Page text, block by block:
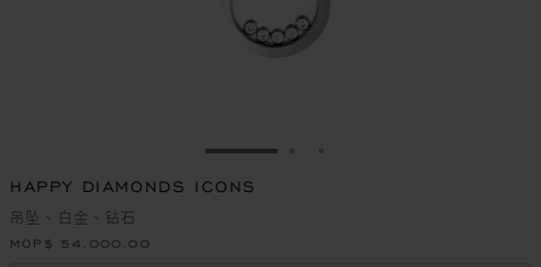
转到幻灯片 1
HAPPY DIAMONDS ICONS
吊坠、白金、钻石
MOP$ 54,000.00